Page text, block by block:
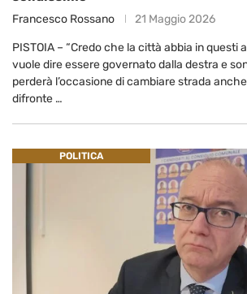
Francesco Rossano 21 Maggio 2026
PISTOIA – “Credo che la città abbia in questi
vuole dire essere governato dalla destra e
perderà l’occasione di cambiare strada
difronte …
POLITICA